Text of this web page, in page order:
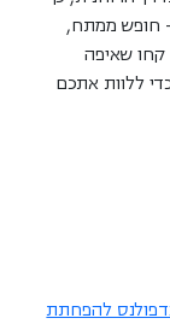
חופש ממתח,
שאיפה
ללוות אתכם
להפחתת